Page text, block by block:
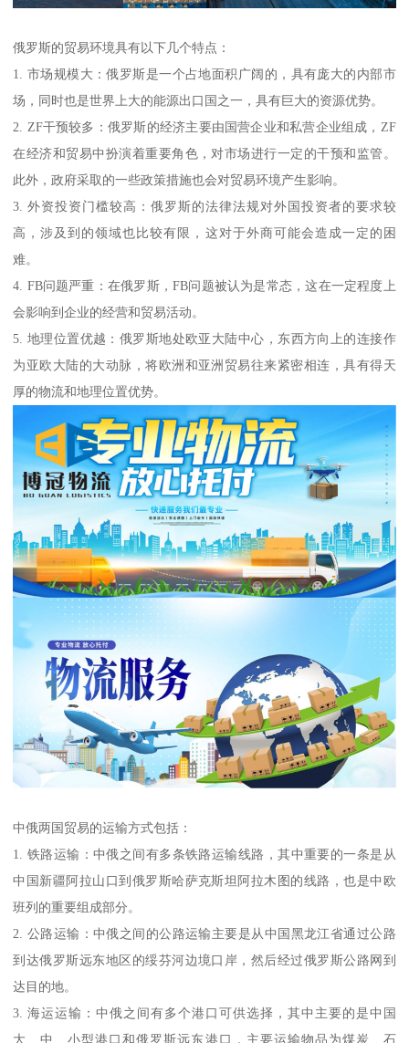
俄罗斯的贸易环境具有以下几个特点：
1. 市场规模大：俄罗斯是一个占地面积广阔的，具有庞大的内部市
场，同时也是世界上大的能源出口国之一，具有巨大的资源优势。
2. ZF干预较多：俄罗斯的经济主要由国营企业和私营企业组成，ZF
在经济和贸易中扮演着重要角色，对市场进行一定的干预和监管。
此外，政府采取的一些政策措施也会对贸易环境产生影响。
3. 外资投资门槛较高：俄罗斯的法律法规对外国投资者的要求较
高，涉及到的领域也比较有限，这对于外商可能会造成一定的困
难。
4. FB问题严重：在俄罗斯，FB问题被认为是常态，这在一定程度上
会影响到企业的经营和贸易活动。
5. 地理位置优越：俄罗斯地处欧亚大陆中心，东西方向上的连接作
为亚欧大陆的大动脉，将欧洲和亚洲贸易往来紧密相连，具有得天
厚的物流和地理位置优势。
中俄两国贸易的运输方式包括：
1. 铁路运输：中俄之间有多条铁路运输线路，其中重要的一条是从
中国新疆阿拉山口到俄罗斯哈萨克斯坦阿拉木图的线路，也是中欧
班列的重要组成部分。
2. 公路运输：中俄之间的公路运输主要是从中国黑龙江省通过公路
到达俄罗斯远东地区的绥芬河边境口岸，然后经过俄罗斯公路网到
达目的地。
3. 海运运输：中俄之间有多个港口可供选择，其中主要的是中国
大、中、小型港口和俄罗斯远东港口，主要运输物品为煤炭、石